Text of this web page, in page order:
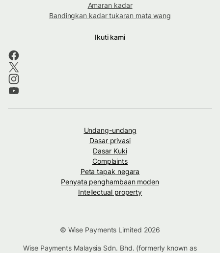
Amaran kadar
Bandingkan kadar tukaran mata wang
Ikuti kami
Undang-undang
Dasar privasi
Dasar Kuki
Complaints
Peta tapak negara
Penyata penghambaan moden
Intellectual property
© Wise Payments Limited 2026
Wise Payments Malaysia Sdn. Bhd. (formerly known as